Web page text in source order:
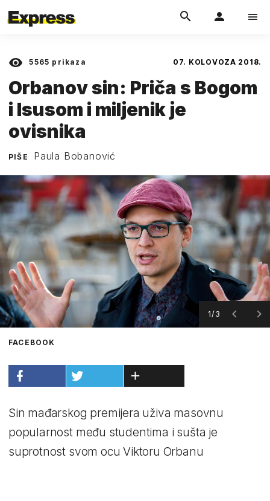
5565 prikaza 07. KOLOVOZA 2018.
Orbanov sin: Priča s Bogom
i Isusom i miljenik je
ovisnika
PIŠE Paula Bobanović
1/3
FACEBOOK
Sin mađarskog premijera uživa masovnu
popularnost među studentima i sušta je
suprotnost svom ocu Viktoru Orbanu